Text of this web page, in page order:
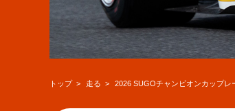
トップ 走る 2026 SUGOチャンピオンカップレ